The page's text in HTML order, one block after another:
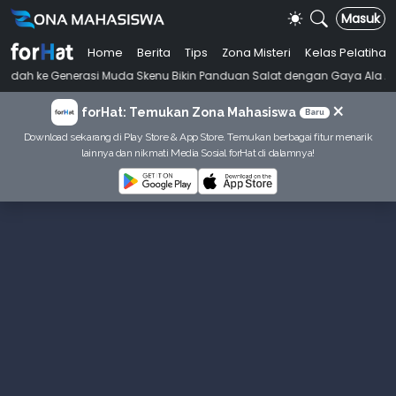
Masuk
Home Berita Tips Zona Misteri
Kelas Pelatihan
Muda Skenu Bikin Panduan Salat dengan Gaya Ala Anak Skena •
forHat: Temukan Zona Mahasiswa Baru ×
Download sekarang di Play Store & App Store. Temukan berbagai fitur menarik
lainnya dan nikmati Media Sosial forHat di dalamnya!